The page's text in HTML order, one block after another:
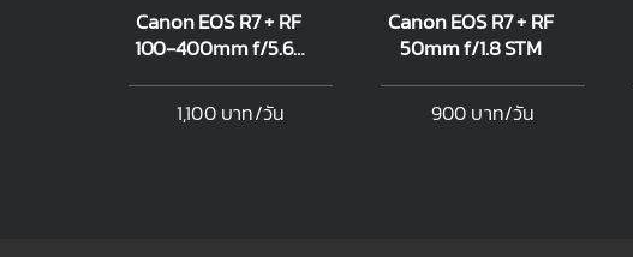
Canon EOS R7 + RF
100-400mm f/5.6-
1,100 บาท/วัน
Canon EOS R7 + RF
50mm f/1.8 STM
900 บาท/วัน